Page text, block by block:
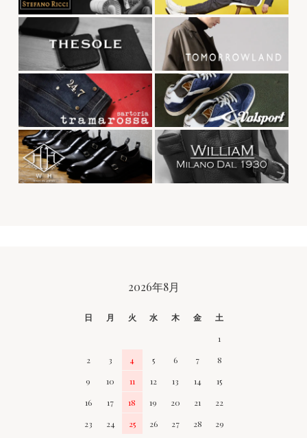
2026年8月
日 月 火 水 木 金
土
1
2
3 4 5 6 7
8
9
10 11 12 13 14
15
16
17 18 19 20 21
22
23
24 25 26 27 28
29